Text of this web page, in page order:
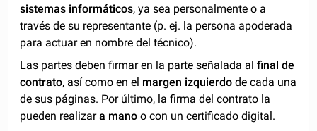
sistemas informáticos, ya sea personalmente o a
través de su representante (p. ej. la persona apoderada
para actuar en nombre del técnico).
Las partes deben firmar en la parte señalada alfinal de
contrato, así como en el margen izquierdo de cada una
de sus páginas. Por último, la firma del contrato la
pueden realizara mano o con uncertificado digital .